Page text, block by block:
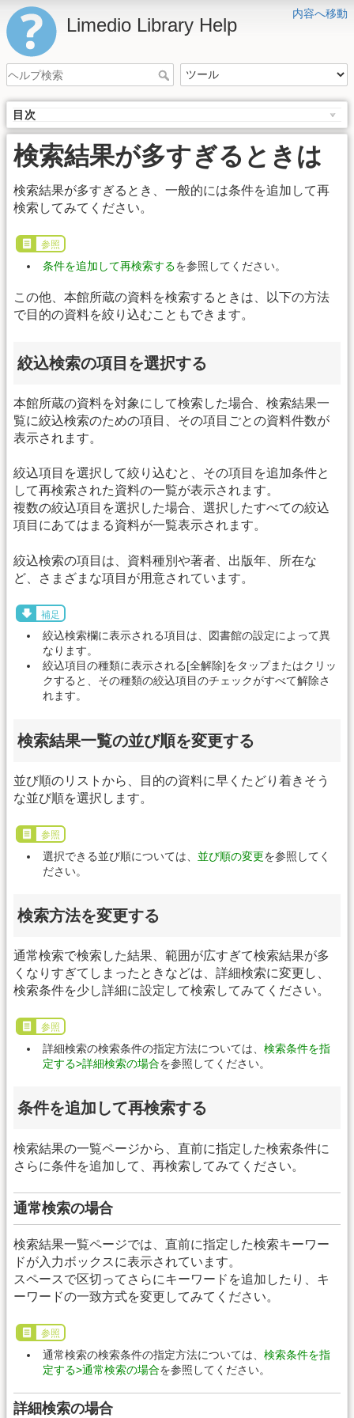
内容へ移動
Limedio Library Help
目次
検索結果が多すぎるときは
検索結果が多すぎるとき、一般的には条件を追加して再
検索してみてください。
参照
条件を追加して再検索するを参照してください。
この他、本館所蔵の資料を検索するときは、以下の方法
で目的の資料を絞り込むこともできます。
絞込検索の項目を選択する
本館所蔵の資料を対象にして検索した場合、検索結果一
覧に絞込検索のための項目、その項目ごとの資料件数が
表示されます。
絞込項目を選択して絞り込むと、その項目を追加条件と
して再検索された資料の一覧が表示されます。
複数の絞込項目を選択した場合、選択したすべての絞込
項目にあてはまる資料が一覧表示されます。
絞込検索の項目は、資料種別や著者、出版年、所在な
ど、さまざまな項目が用意されています。
補足
絞込検索欄に表示される項目は、図書館の設定によって異
なります。
絞込項目の種類に表示される[全解除]をタップまたはクリッ
クすると、その種類の絞込項目のチェックがすべて解除さ
れます。
検索結果一覧の並び順を変更する
並び順のリストから、目的の資料に早くたどり着きそう
な並び順を選択します。
参照
選択できる並び順については、 並び順の変更を参照してく
ださい。
検索方法を変更する
通常検索で検索した結果、範囲が広すぎて検索結果が多
くなりすぎてしまったときなどは、詳細検索に変更し、
検索条件を少し詳細に設定して検索してみてください。
参照
詳細検索の検索条件の指定方法については、 検索条件を指
定する>詳細検索の場合を参照してください。
条件を追加して再検索する
検索結果の一覧ページから、直前に指定した検索条件に
さらに条件を追加して、再検索してみてください。
通常検索の場合
検索結果一覧ページでは、直前に指定した検索キーワー
ドが入力ボックスに表示されています。
スペースで区切ってさらにキーワードを追加したり、キ
ーワードの一致方式を変更してみてください。
参照
通常検索の検索条件の指定方法については、 検索条件を指
定する>通常検索の場合を参照してください。
詳細検索の場合